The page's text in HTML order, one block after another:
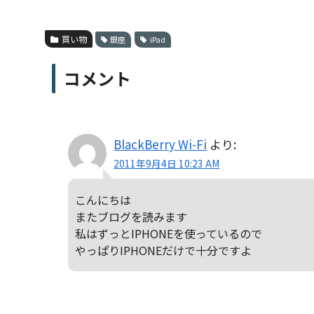
買い物 銀座 iPad
コメント
BlackBerry Wi-Fi より:
2011年9月4日 10:23 AM
こんにちは
またブログを読みます
私はずっとIPHONEを使っているので
やっぱりIPHONEだけで十分ですよ